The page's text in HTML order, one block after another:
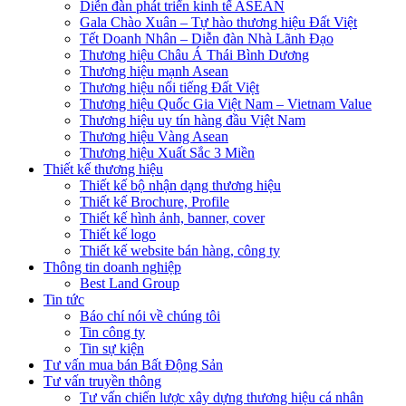
Diễn đàn phát triển kinh tế ASEAN
Gala Chào Xuân – Tự hào thương hiệu Đất Việt
Tết Doanh Nhân – Diễn đàn Nhà Lãnh Đạo
Thương hiệu Châu Á Thái Bình Dương
Thương hiệu mạnh Asean
Thương hiệu nổi tiếng Đất Việt
Thương hiệu Quốc Gia Việt Nam – Vietnam Value
Thương hiệu uy tín hàng đầu Việt Nam
Thương hiệu Vàng Asean
Thương hiệu Xuất Sắc 3 Miền
Thiết kế thương hiệu
Thiết kế bộ nhận dạng thương hiệu
Thiết kế Brochure, Profile
Thiết kế hình ảnh, banner, cover
Thiết kế logo
Thiết kế website bán hàng, công ty
Thông tin doanh nghiệp
Best Land Group
Tin tức
Báo chí nói về chúng tôi
Tin công ty
Tin sự kiện
Tư vấn mua bán Bất Động Sản
Tư vấn truyền thông
Tư vấn chiến lược xây dựng thương hiệu cá nhân